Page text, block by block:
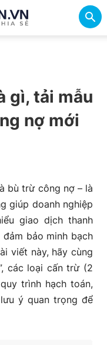
gì, tải mẫu
nợ mới
bù trừ công nợ – là
giúp doanh nghiệp
giao dịch thanh
bảo minh bạch
viết này, hãy cùng
các loại cấn trừ (2
trình hạch toán,
ý quan trọng để